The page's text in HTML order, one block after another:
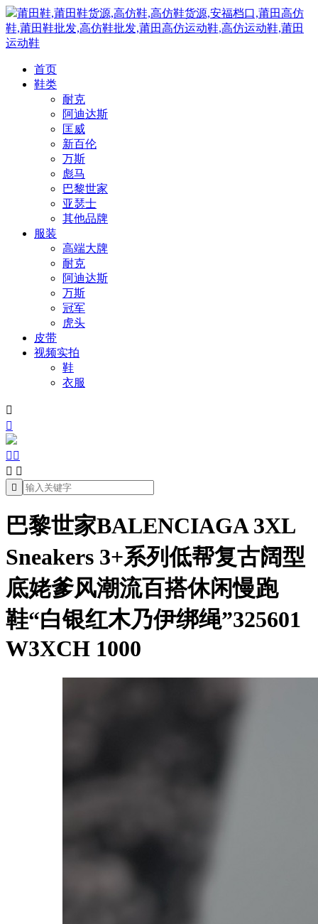
莆田鞋,莆田鞋货源,高仿鞋,高仿鞋货源,安福档口,莆田高仿
鞋,莆田鞋批发,高仿鞋批发,莆田高仿运动鞋,高仿运动鞋,莆田
运动鞋
首页
鞋类
耐克
阿迪达斯
匡威
新百伦
万斯
彪马
巴黎世家
亚瑟士
其他品牌
服装
高端大牌
耐克
阿迪达斯
万斯
冠军
虎头
皮带
视频实拍
鞋
衣服


 
 

巴黎世家BALENCIAGA 3XL
Sneakers 3+系列低帮复古阔型
底姥爹风潮流百搭休闲慢跑
鞋“白银红木乃伊绑绳”325601
W3XCH 1000